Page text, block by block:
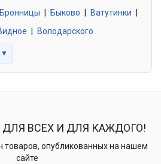
Бронницы Быково Ватутинки
Володарского
▼
ВСЕХ И ДЛЯ КАЖДОГО!
товаров, опубликованных на нашем
сайте